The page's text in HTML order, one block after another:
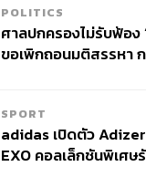
POLITICS
ศาลปกครองไม่รับฟ้อง
ขอเพิกถอนมติสรรหา
SPORT
adidas เปิดตัว
EXO คอลเล็กชันพิเศษ